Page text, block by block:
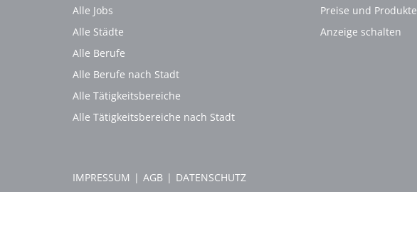
Alle Jobs
Alle Städte
Alle Berufe
Alle Berufe nach Stadt
Alle Tätigkeitsbereiche
Alle Tätigkeitsbereiche nach Stadt
Preise und Produkte
Anzeige schalten
IMPRESSUM | AGB | DATENSCHUTZ